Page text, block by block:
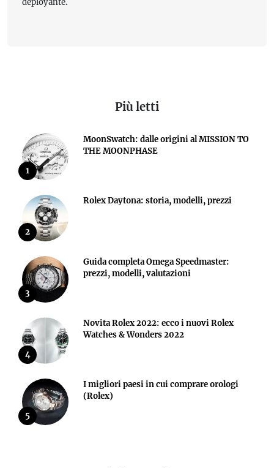
deployante.
Più letti
1
MoonSwatch: dalle origini al MISSION TO
THE MOONPHASE
2
Rolex Daytona: storia, modelli, prezzi
3
Guida completa Omega Speedmaster:
prezzi, modelli, valutazioni
4
Novita Rolex 2022: ecco i nuovi Rolex
Watches & Wonders 2022
5
I migliori paesi in cui comprare orologi
(Rolex)